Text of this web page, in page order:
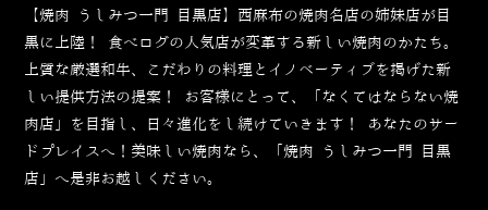
【焼肉 うしみつ一門 目黒店】西麻布の焼肉名店の姉妹店が目
黒に上陸！
食べログの人気店が変革する新しい焼肉のかたち。
上質な厳選和牛、こだわりの料理とイノベーティブを掲げた新
しい提供方法の提案！
お客様にとって、「なくてはならない焼
肉店」を目指し、日々進化をし続けていきます！
あなたのサー
ドプレイスへ！美味しい焼肉なら、「焼肉 うしみつ一門 目黒
店」へ是非お越しください。